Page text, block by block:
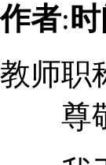
作者:时
教师职
尊敬